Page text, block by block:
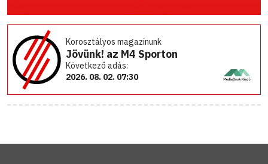
Korosztályos magazinunk
Jövünk! az M4 Sporton
Következő adás:
2026. 08. 02. 07:30